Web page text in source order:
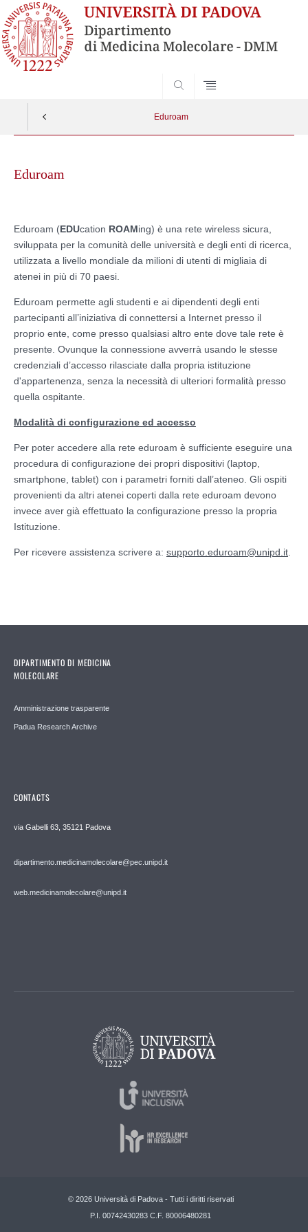
Eduroam
contentEduroam
Eduroam (EDUcation ROAMing) è una rete wireless sicura,
sviluppata per la comunità delle università e degli enti di ricerca,
utilizzata a livello mondiale da milioni di utenti di migliaia di
atenei in più di 70 paesi.
Eduroam permette agli studenti e ai dipendenti degli enti
partecipanti all’iniziativa di connettersi a Internet presso il
proprio ente, come presso qualsiasi altro ente dove tale rete è
presente. Ovunque la connessione avverrà usando le stesse
credenziali d’accesso rilasciate dalla propria istituzione
d'appartenenza, senza la necessità di ulteriori formalità presso
quella ospitante.
Modalità di configurazione ed accesso
Per poter accedere alla rete eduroam è sufficiente eseguire una
procedura di configurazione dei propri dispositivi (laptop,
smartphone, tablet) con i parametri forniti dall’ateneo. Gli ospiti
provenienti da altri atenei coperti dalla rete eduroam devono
invece aver già effettuato la configurazione presso la propria
Istituzione.
Per ricevere assistenza scrivere a: supporto.eduroam@unipd.it
DIPARTIMENTO DI MEDICINA
MOLECOLARE
Amministrazione trasparente
Padua Research Archive
CONTACTS
via Gabelli 63, 35121 Padova
dipartimento.medicinamolecolare@pec.unipd.it
web.medicinamolecolare@unipd.it
© 2026 Università di Padova - Tutti i diritti riservati
P.I. 00742430283 C.F. 80006480281